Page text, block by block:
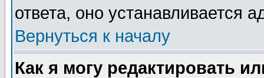
ответа, оно устанавливается
Вернуться к началу
Как я могу редактировать